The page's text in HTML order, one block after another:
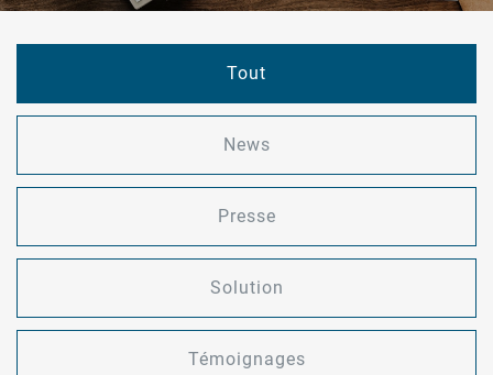
Tout
News
Presse
Solution
Témoignages